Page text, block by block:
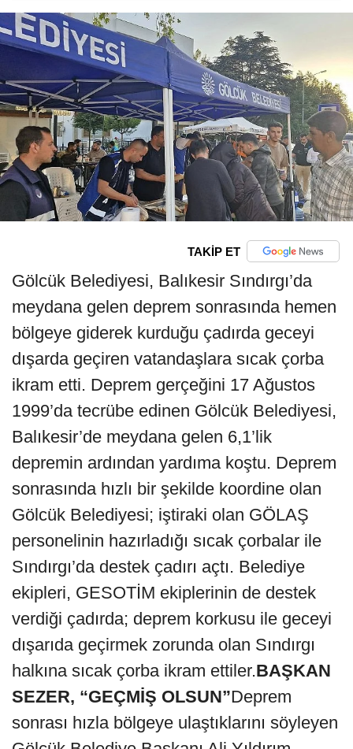
TAKİP ET
Gölcük Belediyesi, Balıkesir Sındırgı’da
meydana gelen deprem sonrasında hemen
bölgeye giderek kurduğu çadırda geceyi
dışarda geçiren vatandaşlara sıcak çorba
ikram etti. Deprem gerçeğini 17 Ağustos
1999’da tecrübe edinen Gölcük Belediyesi,
Balıkesir’de meydana gelen 6,1’lik
depremin ardından yardıma koştu. Deprem
sonrasında hızlı bir şekilde koordine olan
Gölcük Belediyesi; iştiraki olan GÖLAŞ
personelinin hazırladığı sıcak çorbalar ile
Sındırgı’da destek çadırı açtı. Belediye
ekipleri, GESOTİM ekiplerinin de destek
verdiği çadırda; deprem korkusu ile geceyi
dışarıda geçirmek zorunda olan Sındırgı
halkına sıcak çorba ikram ettiler.BAŞKAN
SEZER, “GEÇMİŞ OLSUN”Deprem
sonrası hızla bölgeye ulaştıklarını söyleyen